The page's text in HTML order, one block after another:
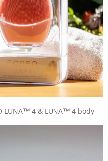
LUNA™ 4 & LUNA™ 4 body